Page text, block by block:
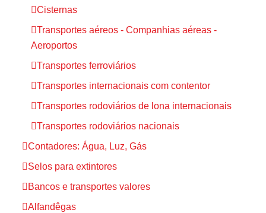
Cisternas
Transportes aéreos - Companhias aéreas -
Aeroportos
Transportes ferroviários
Transportes internacionais com contentor
Transportes rodoviários de lona internacionais
Transportes rodoviários nacionais
Contadores: Água, Luz, Gás
Selos para extintores
Bancos e transportes valores
Alfandêgas